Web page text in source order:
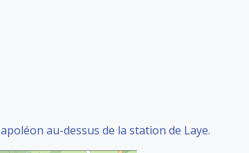
au-dessus de la station de Laye.